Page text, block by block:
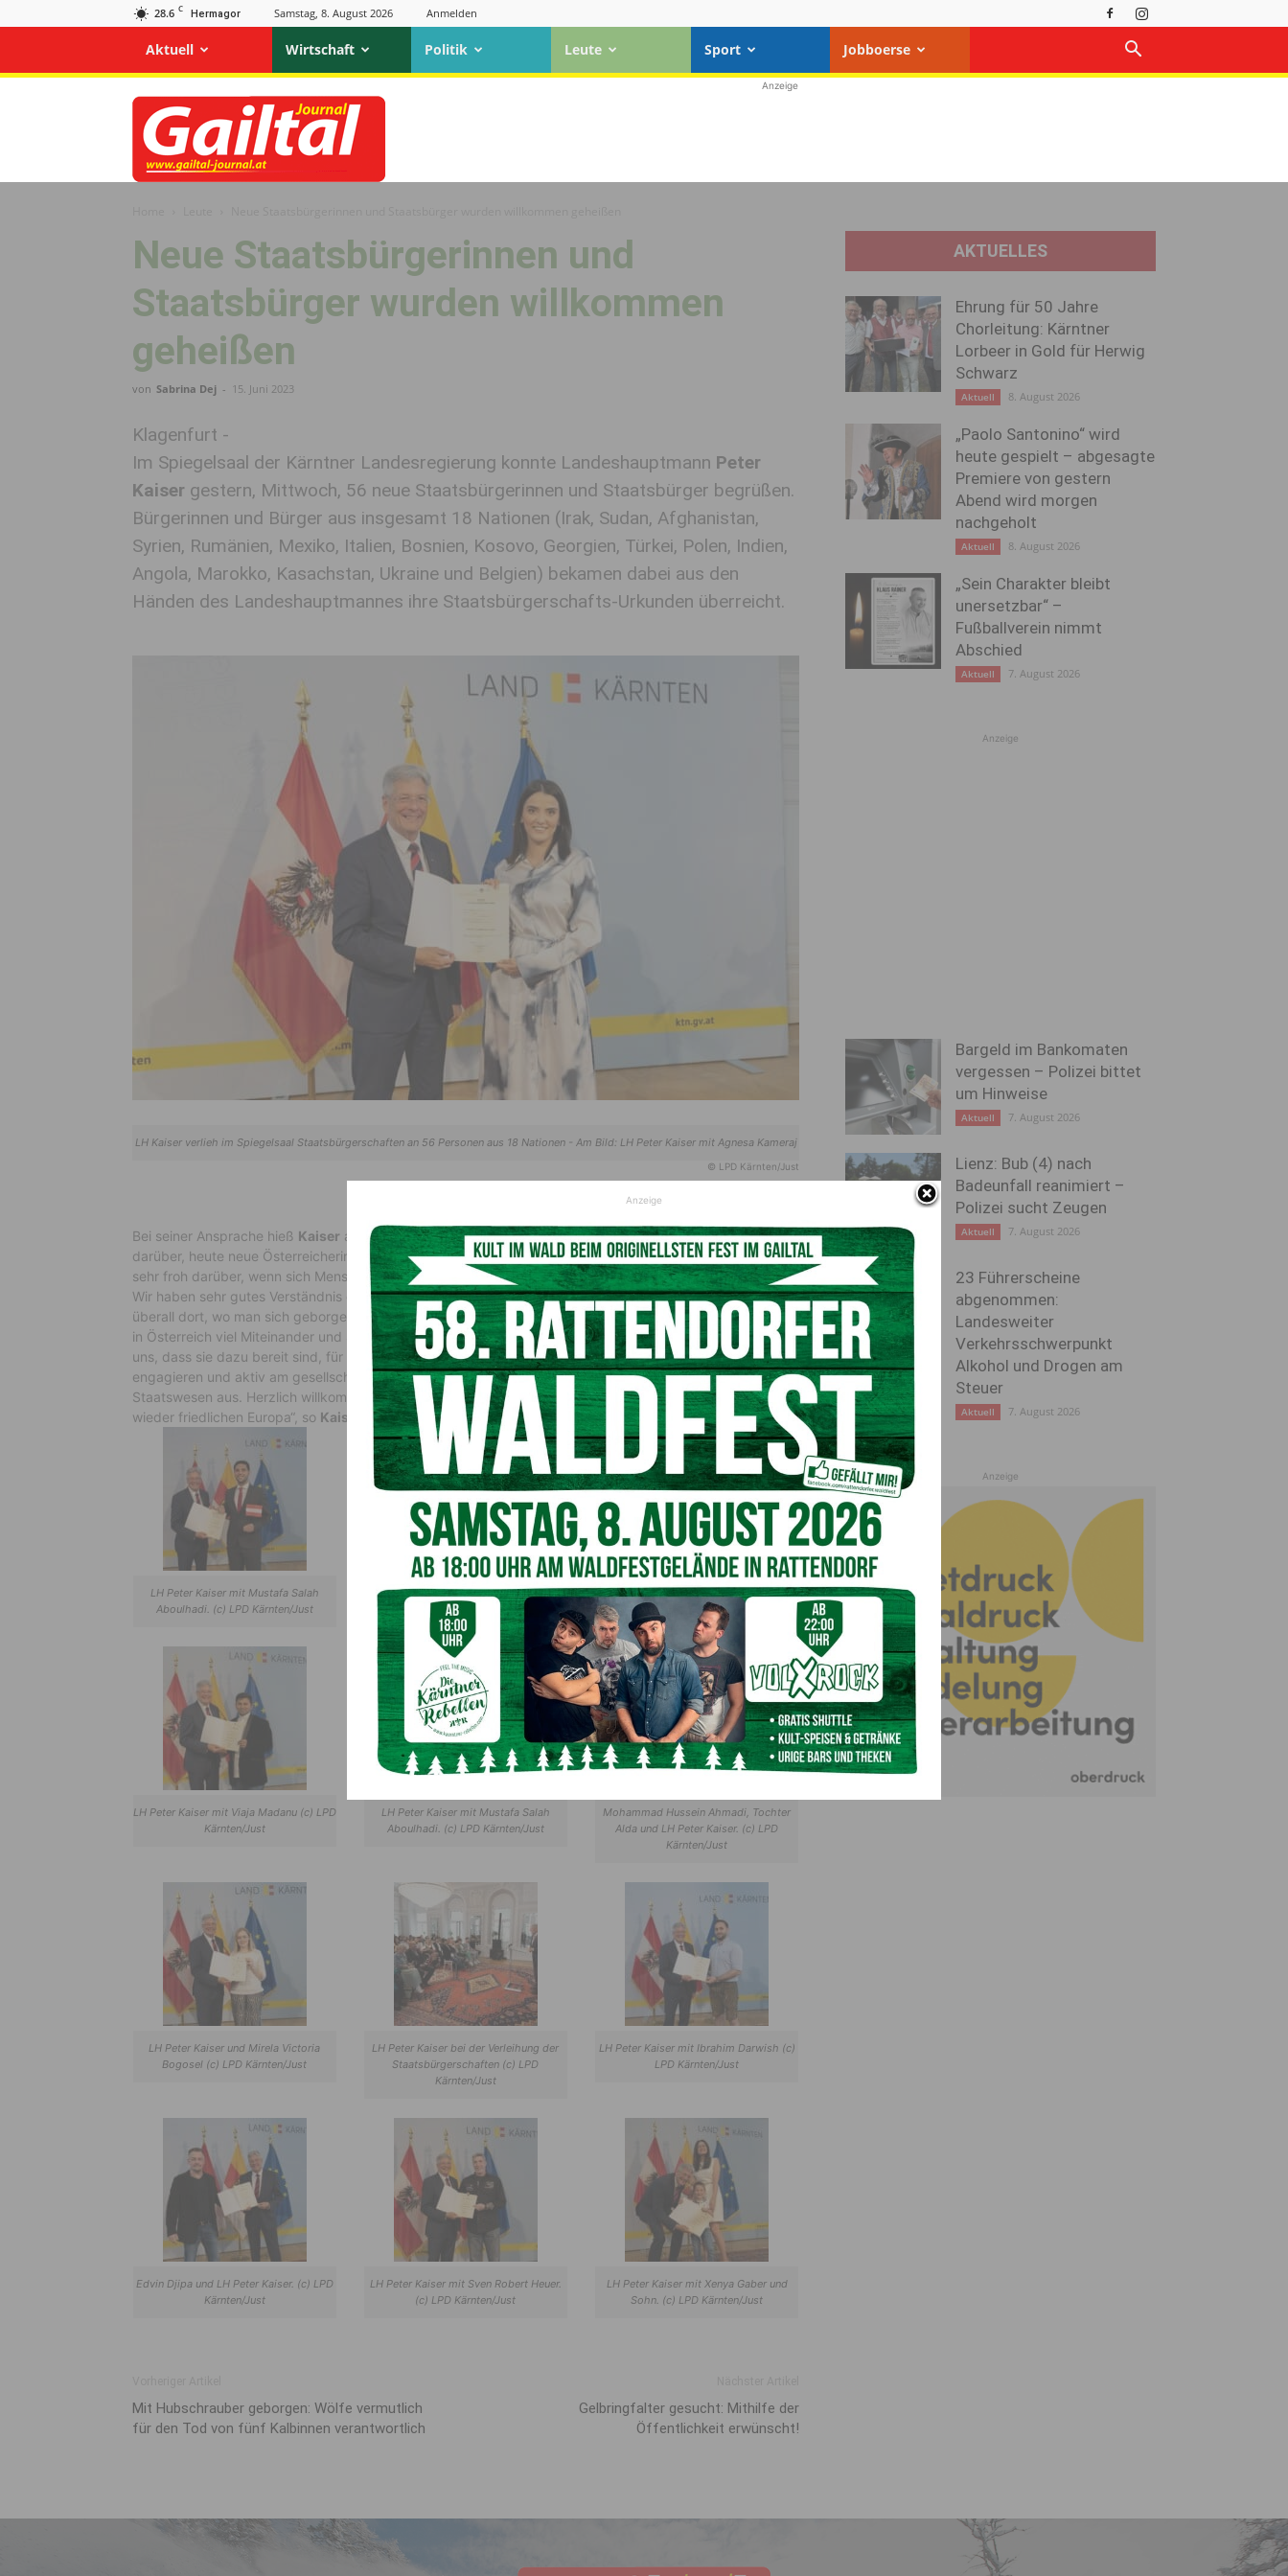
28.6 C Hermagor Samstag, 8. August 2026 Anmelden
Aktuell Wirtschaft Politik Leute Sport Jobboerse
Gailtal
Journal
Anzeige
Neue Staatsbürgerinnen und
Staatsbürger wurden willkommen
geheißen
von Sabrina Dej - 15. Juni 2023
Klagenfurt -
Im Spiegelsaal der Kärntner Landesregierung konnte Landeshauptmann Peter
Kaiser gestern, Mittwoch, 56 neue Staatsbürgerinnen und Staatsbürger begrüßen.
Bürgerinnen und Bürger aus insgesamt 18 Nationen (Irak, Sudan, Afghanistan,
Syrien, Rumänien, Mexiko, Italien, Bosnien, Kosovo, Georgien, Türkei, Polen, Indien,
Angola, Marokko, Kasachstan, Ukraine und Belgien) bekamen dabei aus den
Händen des Landeshauptmannes ihre Staatsbürgerschafts-Urkunden überreicht.
LH Kaiser verlieh im Spiegelsaal Staatsbürgerschaften an 56 Personen aus 18 Nationen - Am Bild: LH Peter Kaiser mit Agnesa Kameraj
© LPD Kärnten/Just
Bei seiner Ansprache hieß Kaiser alle Anwesenden sehr herzlich willkommen und äußerte seine Freude
darüber, heute neue Österreicherinnen und Österreicher begrüßen zu können. „Ich bin persönlich immer
sehr froh darüber, wenn sich Menschen Österreich für ihren neuen Lebensmittelpunkt ausgesucht haben.
Wir haben sehr gutes Verständnis dafür, dass man mehrere Heimaten in seinem Herzen tragen kann, denn
überall dort, wo man sich geborgen fühlt, wird man ein Stück Heimat in sich finden. Wir hoffen, dass ihnen
in Österreich viel Miteinander und Solidarität entgegenkommt. Gleichzeitig erhoffen und wünschen wir
uns, dass sie dazu bereit sind, für andere Mitbürgerinnen und Mitbürger einzustehen, sich für sie zu
engagieren und aktiv am gesellschaftlichen Leben teilzunehmen. Denn genau das macht ein aktives
Staatswesen aus. Herzlich willkommen in Kärnten, in der Republik Österreich und in einem hoffentlich bald
wieder friedlichen Europa“, so Kaiser
LH Peter Kaiser mit Mustafa Salah
Aboulhadi. (c) LPD Kärnten/Just
LH Peter Kaiser mit Adam Abubaker
Mohammad Ahmad (c) LPD Kärnten/Just
LH Peter Kaiser mit Nalin Ali (c) LPD
Kärnten/Just
LH Peter Kaiser mit Viaja Madanu (c) LPD
Kärnten/Just
LH Peter Kaiser mit Mustafa Salah
Aboulhadi. (c) LPD Kärnten/Just
Mohammad Hussein Ahmadi, Tochter
Alda und LH Peter Kaiser. (c) LPD
Kärnten/Just
LH Peter Kaiser und Mirela Victoria
Bogosel (c) LPD Kärnten/Just
LH Peter Kaiser bei der Verleihung der
Staatsbürgerschaften (c) LPD
Kärnten/Just
LH Peter Kaiser mit Ibrahim Darwish (c)
LPD Kärnten/Just
Edvin Djipa und LH Peter Kaiser. (c) LPD
Kärnten/Just
LH Peter Kaiser mit Sven Robert Heuer.
(c) LPD Kärnten/Just
LH Peter Kaiser mit Xenya Gaber und
Sohn. (c) LPD Kärnten/Just
Mit Hubschrauber geborgen: Wölfe vermutlich
für den Tod von fünf Kalbinnen verantwortlich
Gelbringfalter gesucht: Mithilfe der
Öffentlichkeit erwünscht!
AKTUELLES
Ehrung für 50 Jahre
Chorleitung: Kärntner
Lorbeer in Gold für Herwig
Schwarz
Aktuell 8. August 2026
„Paolo Santonino“ wird
heute gespielt – abgesagte
Premiere von gestern
Abend wird morgen
nachgeholt
Aktuell 8. August 2026
„Sein Charakter bleibt
unersetzbar“ –
Fußballverein nimmt
Abschied
Aktuell 7. August 2026
Anzeige
Bargeld im Bankomaten
vergessen – Polizei bittet
um Hinweise
Aktuell 7. August 2026
Lienz: Bub (4) nach
Badeunfall reanimiert –
Polizei sucht Zeugen
Aktuell 7. August 2026
23 Führerscheine
abgenommen:
Landesweiter
Verkehrsschwerpunkt
Alkohol und Drogen am
Steuer
Aktuell 7. August 2026
Anzeige
Anzeige